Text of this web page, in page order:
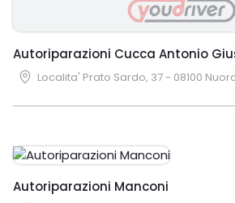
Autoriparazioni Cucca Antonio
Localita' Prato Sardo, 37 - 08100
Autoriparazioni Manconi